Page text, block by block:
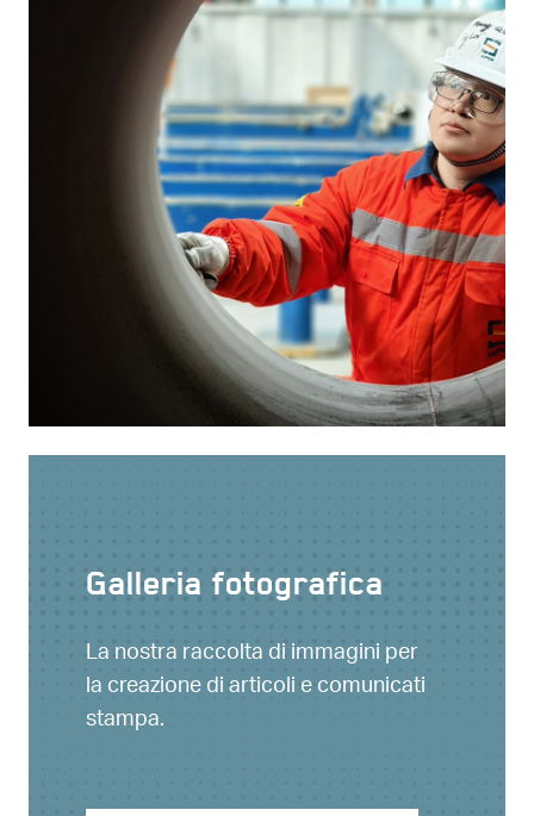
Galleria fotografica
La nostra raccolta di immagini per
la creazione di articoli e comunicati
stampa.